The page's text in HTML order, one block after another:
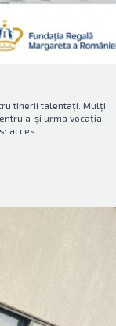
tinerii talentați. Mulți
a-și urma vocația,
acces…